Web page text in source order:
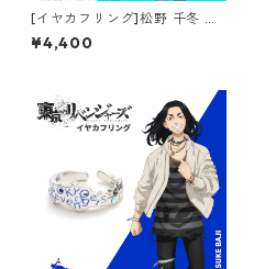
[イヤカフリング]松野 千冬 東
京リベンジャーズ
¥4,400